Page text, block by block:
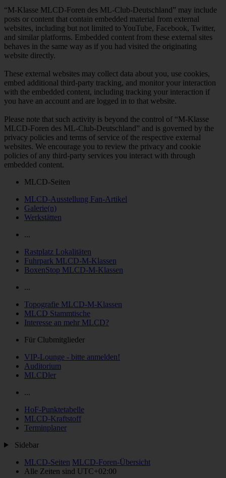
“M-Klasse MLCD-Foren des ML-Club-Deutschland” may include
posts or content that contain embedded material from external
websites, including but not limited to YouTube, Facebook, Twitter,
and similar platforms. Embedded content from these external sites
behaves in the same way as if you had visited the originating
website directly.
These external websites may collect data about you, use cookies,
embed additional third-party tracking, and monitor your interaction
with the embedded content, including tracking your interaction if
you have an account and are logged in to that website.
Please note that such activity is beyond the control of “M-Klasse
MLCD-Foren des ML-Club-Deutschland” and is governed by the
privacy policies and terms of service of the respective external
websites. We encourage you to review the privacy and cookie
policies of any third-party services you interact with through
embedded content.
MLCD-Seiten
MLCD-Ausstellung Fan-Artikel
Galerie(n)
Werkstätten
...
Rastplatz Lokalitäten
Fuhrpark MLCD-M-Klassen
BoxenStop MLCD-M-Klassen
...
Topografie MLCD-M-Klassen
MLCD Stammtische
Interesse an mehr MLCD?
Für Clubmitglieder
VIP-Lounge - bitte anmelden!
Auditorium
MLCDler
...
HoF-Punktetabelle
MLCD-Kraftstoff
Terminplaner
Sidebar
MLCD-Seiten MLCD-Foren-Übersicht
Alle Zeiten sind UTC+02:00